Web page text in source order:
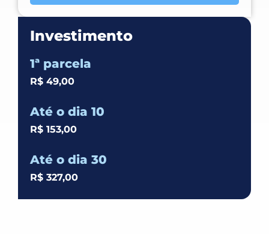
Investimento
1ª parcela
R$ 49,00
Até o dia 10
R$ 153,00
Até o dia 30
R$ 327,00